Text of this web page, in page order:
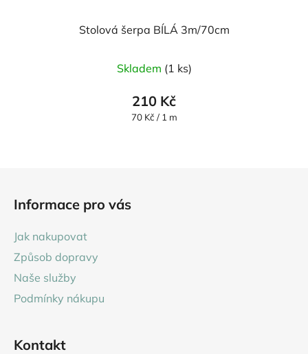
Stolová šerpa BÍLÁ 3m/70cm
Skladem (1 ks)
210 Kč
Měrná
70 Kč / 1 m
Informace pro vás
Jak nakupovat
Způsob dopravy
Naše služby
Podmínky nákupu
Kontakt